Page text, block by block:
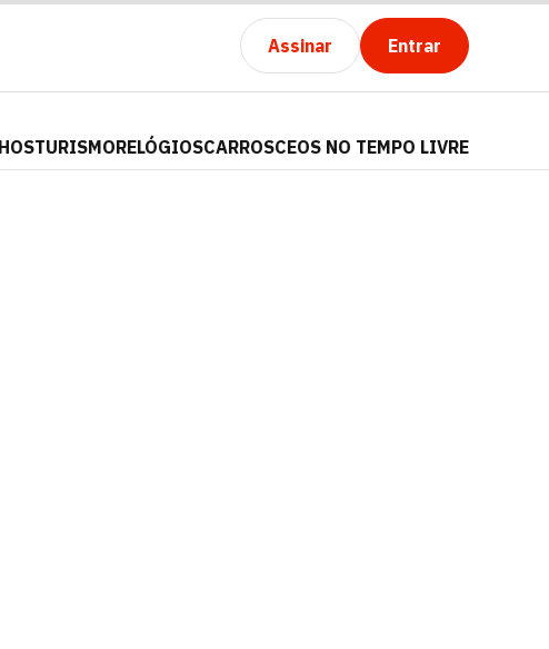
Assinar Entrar
TURISMORELÓGIOSCARROSCEOS NO TEMPO LIVRE